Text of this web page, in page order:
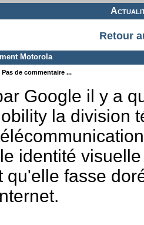
Retour
Motorola
Pas de commentaire ...
Google il y a
la division
identité
qu'elle fasse